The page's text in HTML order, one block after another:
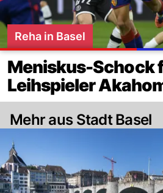
Reha in Basel
Meniskus-Schock
Leihspieler
Mehr aus Stadt Basel